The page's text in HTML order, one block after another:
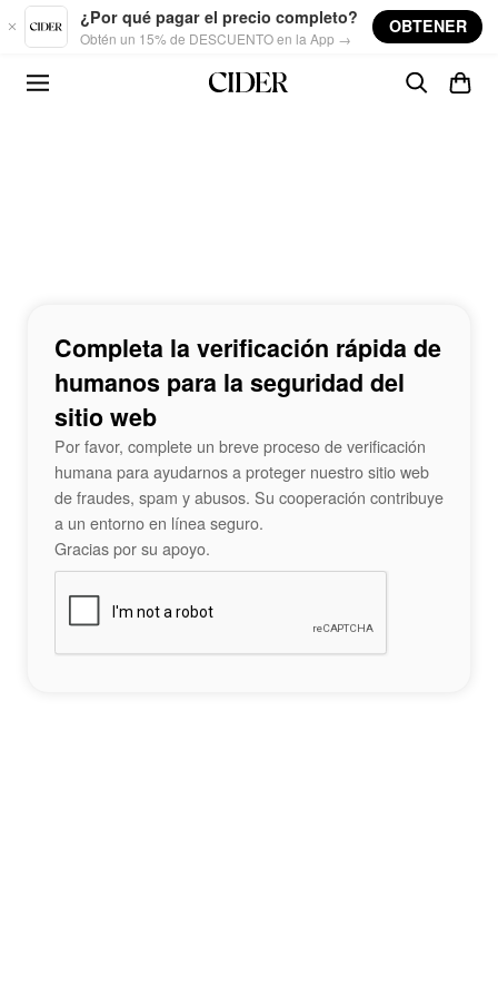
Skip to main content
¿Por qué pagar el precio completo?
Obtén un 15% de DESCUENTO en la App →
OBTENER
Completa la verificación rápida de
humanos para la seguridad del
sitio web
Por favor, complete un breve proceso de verificación
humana para ayudarnos a proteger nuestro sitio web
de fraudes, spam y abusos. Su cooperación contribuye
a un entorno en línea seguro.
Gracias por su apoyo.